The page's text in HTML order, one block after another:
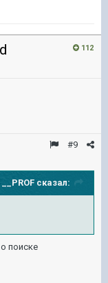
112
#9
__PROF сказал:
поиске